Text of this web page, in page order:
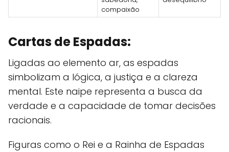
compaixão
Cartas de Espadas:
Ligadas ao elemento ar, as espadas
simbolizam a lógica, a justiça e a clareza
mental. Este naipe representa a busca da
verdade e a capacidade de tomar decisões
racionais.
Figuras como o Rei e a Rainha de Espadas